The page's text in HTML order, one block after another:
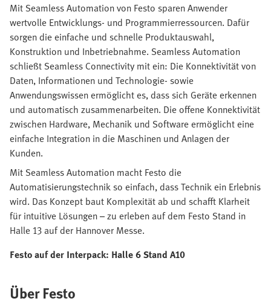
Mit Seamless Automation von Festo sparen Anwender
wertvolle Entwicklungs- und Programmierressourcen. Dafür
sorgen die einfache und schnelle Produktauswahl,
Konstruktion und Inbetriebnahme. Seamless Automation
schließt Seamless Connectivity mit ein: Die Konnektivität von
Daten, Informationen und Technologie- sowie
Anwendungswissen ermöglicht es, dass sich Geräte erkennen
und automatisch zusammenarbeiten. Die offene Konnektivität
zwischen Hardware, Mechanik und Software ermöglicht eine
einfache Integration in die Maschinen und Anlagen der
Kunden.
Mit Seamless Automation macht Festo die
Automatisierungstechnik so einfach, dass Technik ein Erlebnis
wird. Das Konzept baut Komplexität ab und schafft Klarheit
für intuitive Lösungen – zu erleben auf dem Festo Stand in
Halle 13 auf der Hannover Messe.
Festo auf der Interpack: Halle 6 Stand A10
Über Festo